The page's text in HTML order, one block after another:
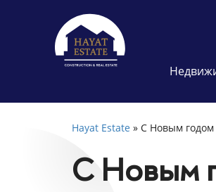
Hayat Estate » С Новым годом
С Новым